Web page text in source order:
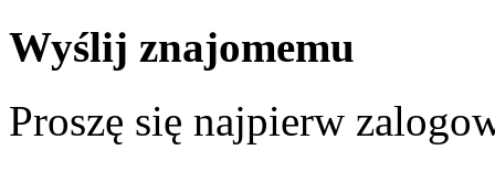
Wyślij znajomemu
Proszę się najpierw